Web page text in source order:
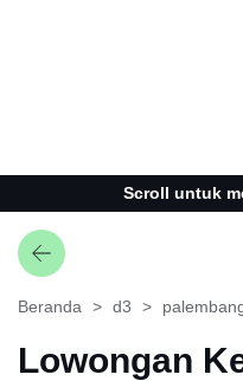
Scroll untuk
Beranda d3
Lowongan